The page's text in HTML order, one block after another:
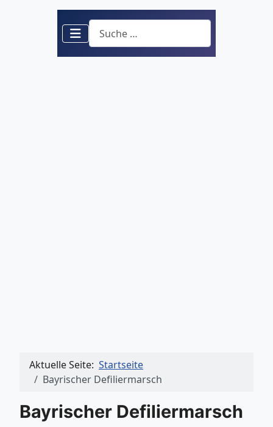
Suchen
Aktuelle Seite: Startseite
Bayrischer Defiliermarsch
Bayrischer Defiliermarsch